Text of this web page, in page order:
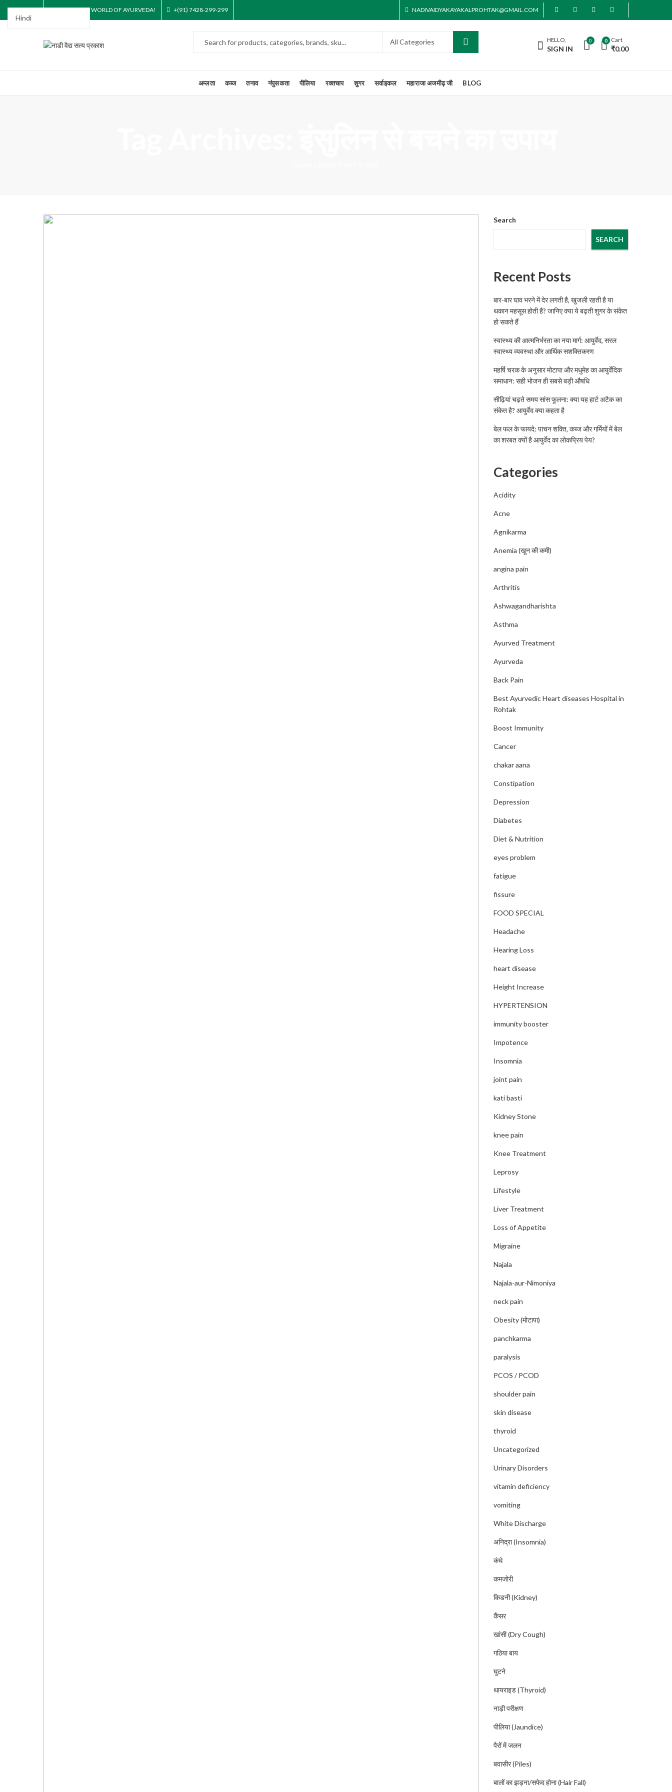
STEP INTO THE WORLD OF AYURVEDA! +(91) 7428-299-299 NADIVAIDYAKAYAKALPROHTAK@GMAIL.COM
HELLO,
SIGN IN
0 0 Cart
₹0.00
अम्लता कब्ज तनाव नंपुसकता पीलिया रक्तचाप शुगर सर्वाइकल महाराजा अजमीढ़ जी BLOG
Search
SEARCH
Recent Posts
बार-बार घाव भरने में देर लगती है, खुजली रहती है या
थकान महसूस होती है? जानिए क्या ये बढ़ती शुगर के संकेत
हो सकते हैं
स्वास्थ्य की आत्मनिर्भरता का नया मार्ग: आयुर्वेद, सरल
स्वास्थ्य व्यवस्था और आर्थिक सशक्तिकरण
महर्षि चरक के अनुसार मोटापा और मधुमेह का आयुर्वेदिक
समाधान: सही भोजन ही सबसे बड़ी औषधि
सीढ़ियां चढ़ते समय सांस फूलना: क्या यह हार्ट अटैक का
संकेत है? आयुर्वेद क्या कहता है
बेल फल के फायदे: पाचन शक्ति, कब्ज और गर्मियों में बेल
का शरबत क्यों है आयुर्वेद का लोकप्रिय पेय?
Categories
Acidity
Acne
Agnikarma
Anemia (खून की कमी)
angina pain
Arthritis
Ashwagandharishta
Asthma
Ayurved Treatment
Ayurveda
Back Pain
Best Ayurvedic Heart diseases Hospital in
Rohtak
Boost Immunity
Cancer
chakar aana
Constipation
Depression
Diabetes
Diet & Nutrition
eyes problem
fatigue
fissure
FOOD SPECIAL
Headache
Hearing Loss
heart disease
Height Increase
HYPERTENSION
immunity booster
Impotence
Insomnia
joint pain
kati basti
Kidney Stone
knee pain
Knee Treatment
Leprosy
Lifestyle
Liver Treatment
Loss of Appetite
Migraine
Najala
Najala-aur-Nimoniya
neck pain
Obesity (मोटापा)
panchkarma
paralysis
PCOS / PCOD
shoulder pain
skin disease
thyroid
Uncategorized
Urinary Disorders
vitamin deficiency
vomiting
White Discharge
अनिद्रा (Insomnia)
कंधे
कमजोरी
किडनी (Kidney)
कैंसर
खांसी (Dry Cough)
गठिया बाय
घुटने
थायराइड (Thyroid)
नाड़ी परीक्षण
पीलिया (Jaundice)
पैरों में जलन
बवासीर (Piles)
बालों का झड़ना/सफेद होना (Hair Fall)